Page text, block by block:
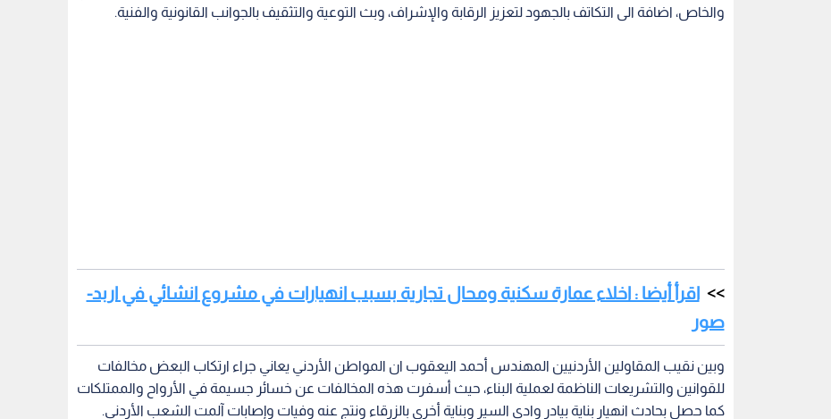
والخاص، اضافة الى التكاتف بالجهود لتعزيز الرقابة والإشراف، وبث التوعية والتثقيف بالجوانب القانونية والفنية.
اقرأ أيضا : اخلاء عمارة سكنية ومحال تجارية بسبب انهيارات في مشروع انشائي في اربد-
صور
وبين نقيب المقاولين الأردنيين المهندس أحمد اليعقوب ان المواطن الأردني يعاني جراء ارتكاب البعض مخالفات
للقوانين والتشريعات الناظمة لعملية البناء، حيث أسفرت هذه المخالفات عن خسائر جسيمة في الأرواح والممتلكات
كما حصل بحادث انهيار بناية بيادر وادي السير وبناية أخرى بالزرقاء ونتج عنه وفيات وإصابات آلمت الشعب الأردني.